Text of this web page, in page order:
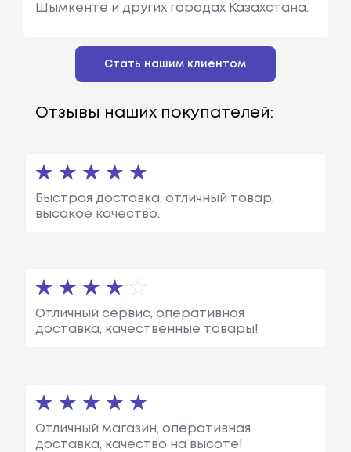
Шымкенте и других городах Казахстана.
Стать нашим клиентом
Отзывы наших покупателей:
Быстрая доставка, отличный товар,
высокое качество.
Отличный сервис, оперативная
доставка, качественные товары!
Отличный магазин, оперативная
доставка, качество на высоте!